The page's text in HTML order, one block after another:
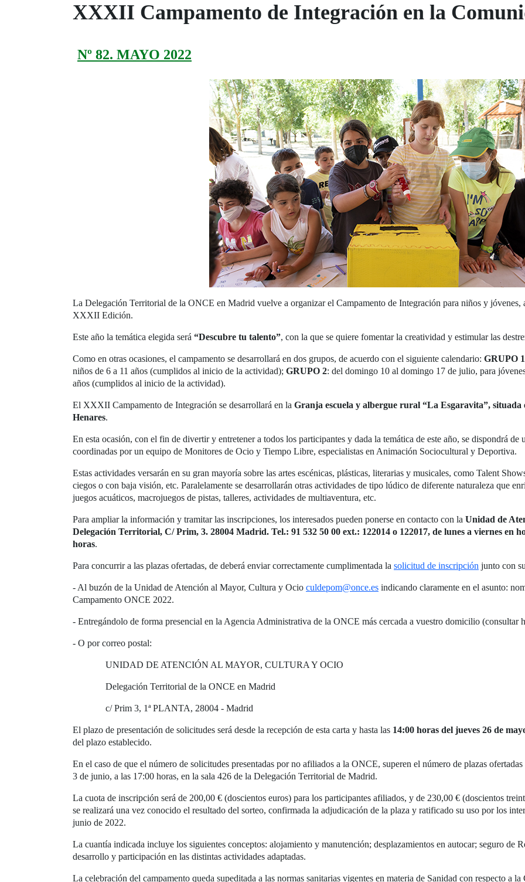
XXXII Campamento de Integración en la
Nº 82. MAYO 2022
La Delegación Territorial de la ONCE en Madrid vuelve a organizar el Campamento de Integración para niños y jóvenes,
XXXII Edición.
Este año la temática elegida será “Descubre tu talento”, con la que se quiere fomentar la creatividad y estimular las
Como en otras ocasiones, el campamento se desarrollará en dos grupos, de acuerdo con el siguiente calendario: GRUPO 1
niños de 6 a 11 años (cumplidos al inicio de la actividad); GRUPO 2: del domingo 10 al domingo 17 de julio, para
años (cumplidos al inicio de la actividad).
El XXXII Campamento de Integración se desarrollará en la Granja escuela y albergue rural “La Esgaravita”,
Henares.
En esta ocasión, con el fin de divertir y entretener a todos los participantes y dada la temática de este año, se dispondrá
coordinadas por un equipo de Monitores de Ocio y Tiempo Libre, especialistas en Animación Sociocultural y Deportiva.
Estas actividades versarán en su gran mayoría sobre las artes escénicas, plásticas, literarias y musicales, como Talent
ciegos o con baja visión, etc. Paralelamente se desarrollarán otras actividades de tipo lúdico de diferente naturaleza que
juegos acuáticos, macrojuegos de pistas, talleres, actividades de multiaventura, etc.
Para ampliar la información y tramitar las inscripciones, los interesados pueden ponerse en contacto con la Unidad de
Delegación Territorial, C/ Prim, 3. 28004 Madrid. Tel.: 91 532 50 00 ext.: 122014 o 122017, de lunes a viernes en
horas.
Para concurrir a las plazas ofertadas, de deberá enviar correctamente cumplimentada la solicitud de inscripción junto con
- Al buzón de la Unidad de Atención al Mayor, Cultura y Ocio culdepom@once.es indicando claramente en el asunto:
Campamento ONCE 2022.
- Entregándolo de forma presencial en la Agencia Administrativa de la ONCE más cercada a vuestro domicilio (consultar
- O por correo postal:
UNIDAD DE ATENCIÓN AL MAYOR, CULTURA Y OCIO
Delegación Territorial de la ONCE en Madrid
c/ Prim 3, 1ª PLANTA, 28004 - Madrid
El plazo de presentación de solicitudes será desde la recepción de esta carta y hasta las 14:00 horas del jueves 26 de
del plazo establecido.
En el caso de que el número de solicitudes presentadas por no afiliados a la ONCE, superen el número de plazas
3 de junio, a las 17:00 horas, en la sala 426 de la Delegación Territorial de Madrid.
La cuota de inscripción será de 200,00 € (doscientos euros) para los participantes afiliados, y de 230,00 € (doscientos
se realizará una vez conocido el resultado del sorteo, confirmada la adjudicación de la plaza y ratificado su uso por los
junio de 2022.
La cuantía indicada incluye los siguientes conceptos: alojamiento y manutención; desplazamientos en autocar; seguro de
desarrollo y participación en las distintas actividades adaptadas.
La celebración del campamento queda supeditada a las normas sanitarias vigentes en materia de Sanidad con respecto a